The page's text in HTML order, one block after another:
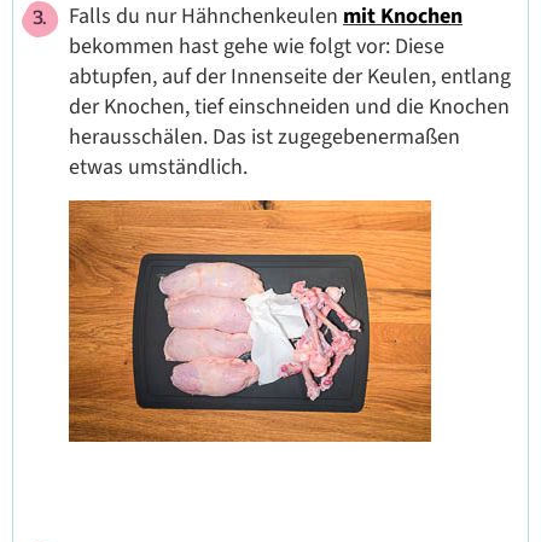
Falls du nur Hähnchenkeulen mit Knochen
bekommen hast gehe wie folgt vor: Diese
abtupfen, auf der Innenseite der Keulen, entlang
der Knochen, tief einschneiden und die Knochen
herausschälen. Das ist zugegebenermaßen
etwas umständlich.